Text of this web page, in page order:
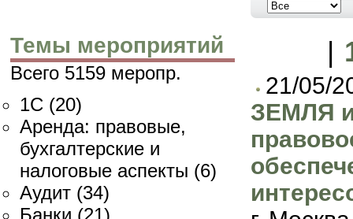
Темы мероприятий
Всего 5159 меропр.
1C (20)
Аренда: правовые,
бухгалтерские и
налоговые аспекты (6)
Аудит (34)
Банки (21)
21/05/
ЗЕМЛЯ